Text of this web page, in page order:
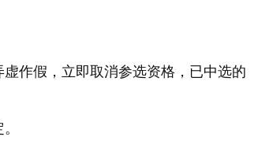
作假，立即取消参选资格，已中选的